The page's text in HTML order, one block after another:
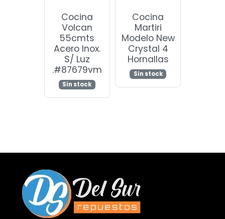
Cocina
Volcan
55cmts
Acero Inox.
S/ Luz
.#87679vm
Sin stock
Cocina
Martiri
Modelo New
Crystal 4
Hornallas
Sin stock